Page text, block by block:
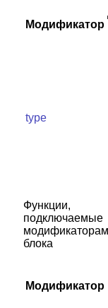
Модификатор
type
Функции,
подключаемые
блока
Модификатор